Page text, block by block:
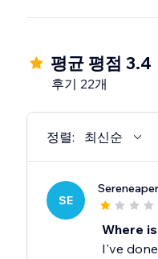
평균 평점 3.4
후기 22개
정렬: 최신순
SE
Where
I've